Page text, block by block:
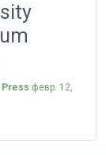
Press февр. 12,